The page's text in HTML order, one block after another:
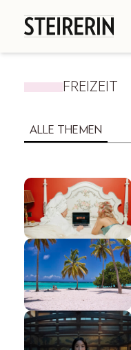
FREIZEIT
ALLE THEMEN